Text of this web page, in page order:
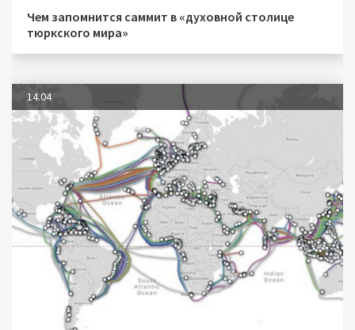
Чем запомнится саммит в «духовной столице
тюркского мира»
14.04